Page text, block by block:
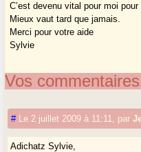
C’est devenu vital pour moi
Mieux vaut tard que jamais.
Merci pour votre aide
Sylvie
Vos commentaires
# Le 2 juillet 2009 à 11:11 par
Adichatz Sylvie,